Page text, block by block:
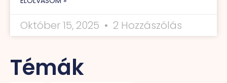
Október 15, 2025 2 Hozzászólás
Témák